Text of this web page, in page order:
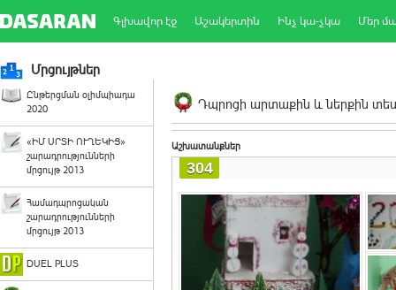
Գլխավոր էջ Աշակերտին Ինչ կա-չկա Մեր
Մրցույթներ
Ընթերցման օլիմպիադա
2020
«ԻՄ ՍՐՏԻ ՈՒՂԵԿԻՑ»
շարադրությունների
մրցույթ 2013
Համադպրոցական
շարադրությունների
մրցույթ 2013
DUEL PLUS
Դպրոցի արտաքին և ներքին
Աշխատանքներ
304